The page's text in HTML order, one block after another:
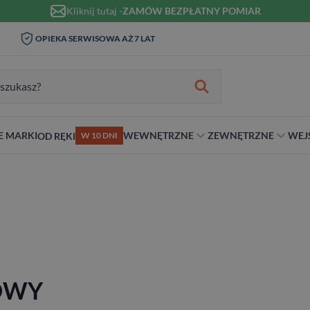
Kliknij tutaj -ZAMÓW BEZPŁATNY POMIAR
OPIEKA SERWISOWA AŻ 7 LAT
MARKIOD RĘKI W 10 DNI WEWNĘTRZNE ZEWNĘTRZNE